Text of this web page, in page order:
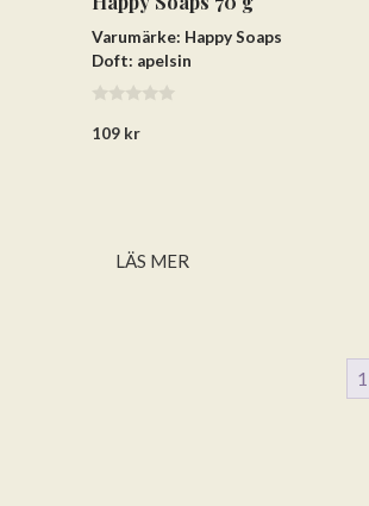
Varumärke: Happy Soaps
Doft: apelsin
a
109 kr
LÄS MER
1